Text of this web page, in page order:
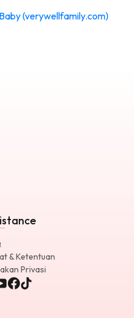
(verywellfamily.com)
& Ketentuan
Privasi